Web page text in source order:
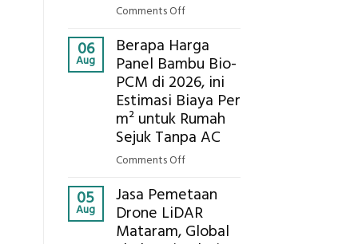
Manfaatnya
Comments Offon
Pemasangan
Bowplank
Mataram,
Global
Ekplorasi.Menggunakan
Alat
untuk
Hasil
Akurat
06
Aug
Berapa Harga
Panel Bambu Bio-
PCM di 2026, ini
Estimasi Biaya Per
m² untuk Rumah
Sejuk Tanpa AC
Comments Offon
Harga
Panel
Bambu
05
Aug
Jasa Pemetaan
Drone LiDAR
Mataram, Global